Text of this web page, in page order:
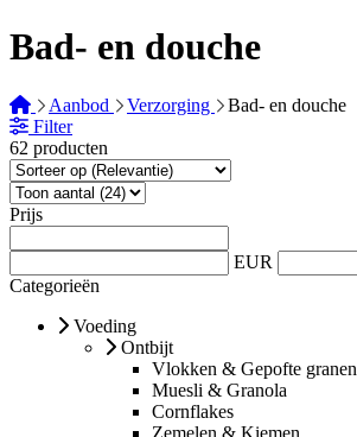
Bad- en douche
Aanbod Verzorging
Bad- en douche
Filter
62 producten
Prijs
EUR
Categorieën
Voeding
Ontbijt
Vlokken & Gepofte granen
Muesli & Granola
Cornflakes
Zemelen & Kiemen